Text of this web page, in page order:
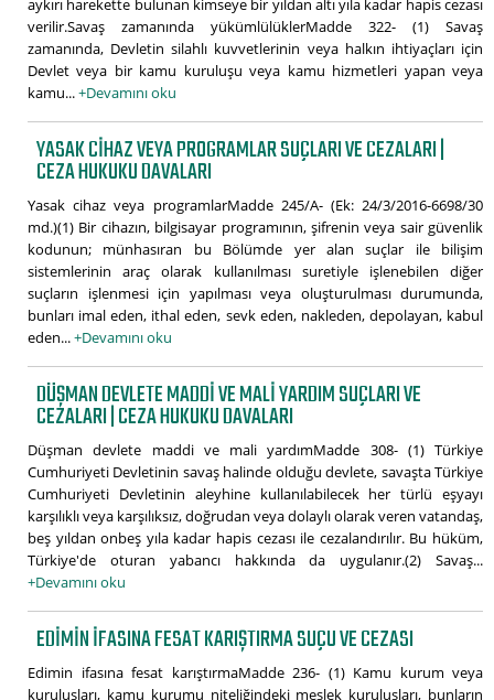
aykırı harekette bulunan kimseye bir yıldan altı yıla kadar hapis cezası
verilir.Savaş zamanında yükümlülüklerMadde 322- (1) Savaş
zamanında, Devletin silahlı kuvvetlerinin veya halkın ihtiyaçları için
Devlet veya bir kamu kuruluşu veya kamu hizmetleri yapan veya
kamu...+Devamını oku
YASAK CIHAZ VEYA PROGRAMLAR SUÇLARI VE CEZALARI |
CEZA HUKUKU DAVALARI
Yasak cihaz veya programlarMadde 245/A- (Ek: 24/3/2016-6698/30
md.)(1) Bir cihazın, bilgisayar programının, şifrenin veya sair güvenlik
kodunun; münhasıran bu Bölümde yer alan suçlar ile bilişim
sistemlerinin araç olarak kullanılması suretiyle işlenebilen diğer
suçların işlenmesi için yapılması veya oluşturulması durumunda,
bunları imal eden, ithal eden, sevk eden, nakleden, depolayan, kabul
eden...+Devamını oku
DÜŞMAN DEVLETE MADDI VE MALI YARDIM SUÇLARI VE
CEZALARI | CEZA HUKUKU DAVALARI
Düşman devlete maddi ve mali yardımMadde 308- (1) Türkiye
Cumhuriyeti Devletinin savaş halinde olduğu devlete, savaşta Türkiye
Cumhuriyeti Devletinin aleyhine kullanılabilecek her türlü eşyayı
karşılıklı veya karşılıksız, doğrudan veya dolaylı olarak veren vatandaş,
beş yıldan onbeş yıla kadar hapis cezası ile cezalandırılır. Bu hüküm,
Türkiye'de oturan yabancı hakkında da uygulanır.(2) Savaş...
+Devamını oku
EDIMIN IFASINA FESAT KARIŞTIRMA SUÇU VE CEZASI
Edimin ifasına fesat karıştırmaMadde 236- (1) Kamu kurum veya
kuruluşları, kamu kurumu niteliğindeki meslek kuruluşları, bunların